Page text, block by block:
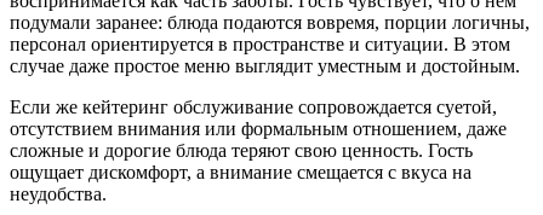
подумали заранее: блюда подаются вовремя, порции логичны,
персонал ориентируется в пространстве и ситуации. В этом
случае даже простое меню выглядит уместным и достойным.
Если же кейтеринг обслуживание сопровождается суетой,
отсутствием внимания или формальным отношением, даже
сложные и дорогие блюда теряют свою ценность. Гость
ощущает дискомфорт, а внимание смещается с вкуса на
неудобства.